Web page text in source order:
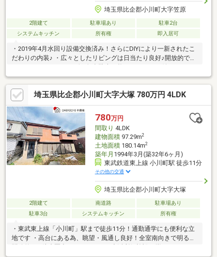
埼玉県比企郡小川町大字笠原
2階建て 駐車場あり
駐車2台
システムキッチン
所有権 即入居可
・2019年4月水回り設備交換済み！さらにDIYにより一新されたこ
だわりの内装♪ ・広々としたリビングは日当たり良好♪開放的で
埼玉県比企郡小川町大字大塚 780万円 4LDK
780万円
間取り 4LDK
建物面積97.29m2
土地面積180.14m2
築年月 1994年3月(築32年6ヶ月)
東武鉄道東上線 小川町駅 徒歩11分
その他の交通
埼玉県比企郡小川町大字大塚
2階建て 南道路
駐車場あり
駐車3台
システムキッチン 所有権
・東武東上線「小川町」駅まで徒歩11分！通勤通学にも便利な立
地です ・高台にある為、眺望・風通し良好！全室南向きで明るく
開放的♪ ・徒歩圏内にスーパーなど生活利便施設が揃ってます！